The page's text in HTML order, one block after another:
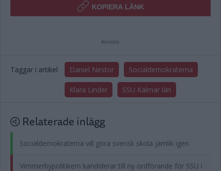
KOPIERA LÄNK
Annons:
Taggar i artikel Daniel Nestor Socialdemokraterna
Klara Linder SSU Kalmar län
Relaterade inlägg
Socialdemokraterna vill göra svensk skola jämlik igen
Vimmerbypolitikern kandiderar till ny ordförande för SSU i